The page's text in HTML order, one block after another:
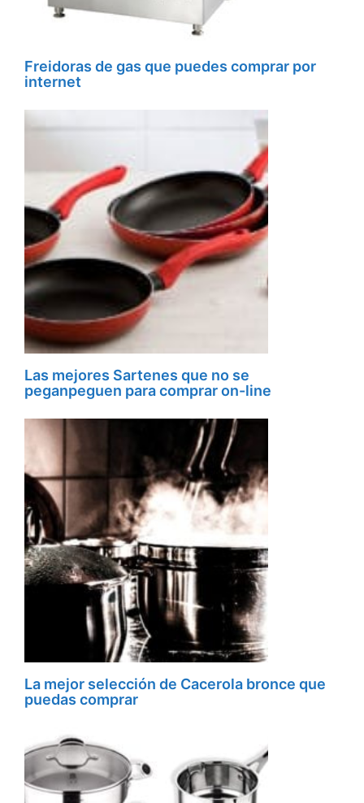
Freidoras de gas que puedes comprar por
internet
Las mejores Sartenes que no se
peganpeguen para comprar on-line
La mejor selección de Cacerola bronce que
puedas comprar